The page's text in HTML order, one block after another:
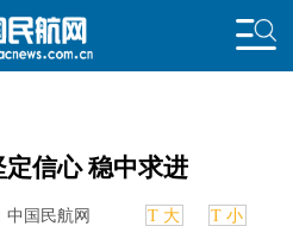
国内 国际
行业
信心 稳中求进
中国民航网 T 大 T 小